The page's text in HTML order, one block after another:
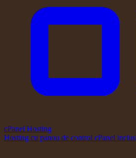
cPanel Hosting
Hosting cu panou de control cPanel inclus